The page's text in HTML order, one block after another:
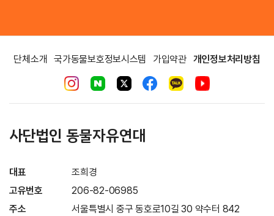
단체소개 국가동물보호정보시스템 가입약관 개인정보처리방침
사단법인 동물자유연대
대표
조희경
고유번호
206-82-06985
주소
서울특별시 중구 동호로10길 30 약수터 842